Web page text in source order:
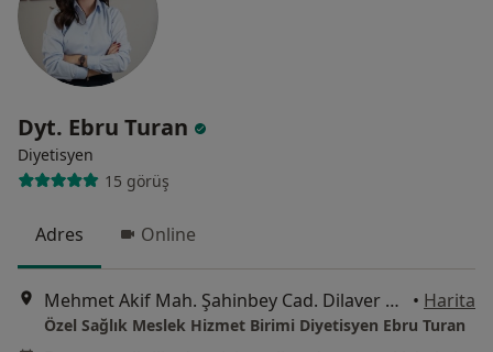
Dyt. Ebru Turan
Diyetisyen
15 görüş
Adres Online
Mehmet Akif Mah. Şahinbey Cad. Dilaver Sk. Yiğit İş Merkezi No:4A Daire:3-4, İstanbul • Harita
Özel Sağlık Meslek Hizmet Birimi Diyetisyen Ebru Turan